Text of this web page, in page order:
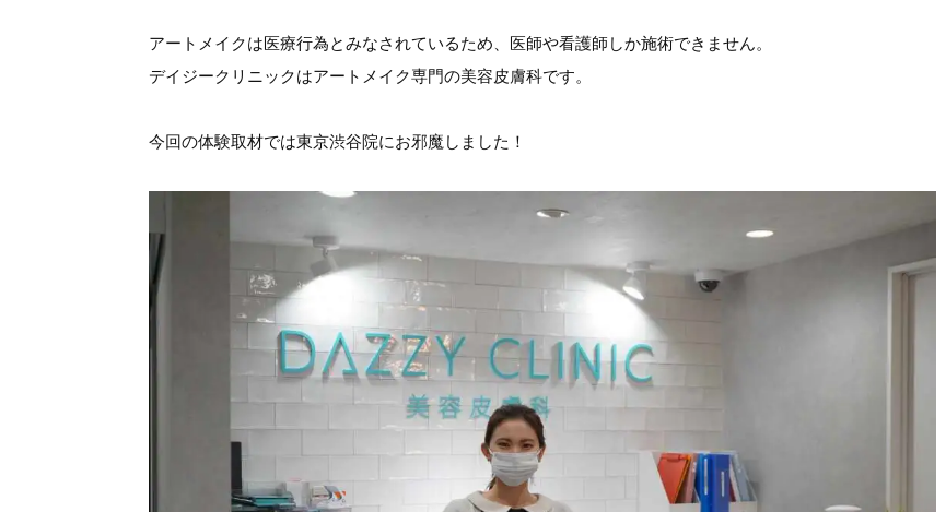
アートメイクは医療行為とみなされているため、医師や看護師しか施術できません。
デイジークリニックはアートメイク専門の美容皮膚科です。
今回の体験取材では東京渋谷院にお邪魔しました！